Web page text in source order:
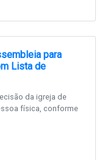
para
Lista de
da igreja de
física, conforme